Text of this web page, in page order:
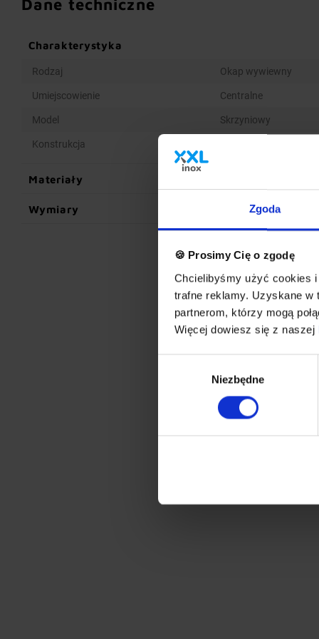
Zgoda
🍪 Prosimy Cię o zgodę
Chcielibyśmy użyć cookies
trafne reklamy. Uzyskane w
partnerom, którzy mogą
Więcej dowiesz się z naszej
Niezbędne
Dane techniczne
Charakterystyka
Rodzaj Okap wywiewny
Umiejscowienie Centralne
Model Skrzyniowy
Konstrukcja
Materiały
Wymiary